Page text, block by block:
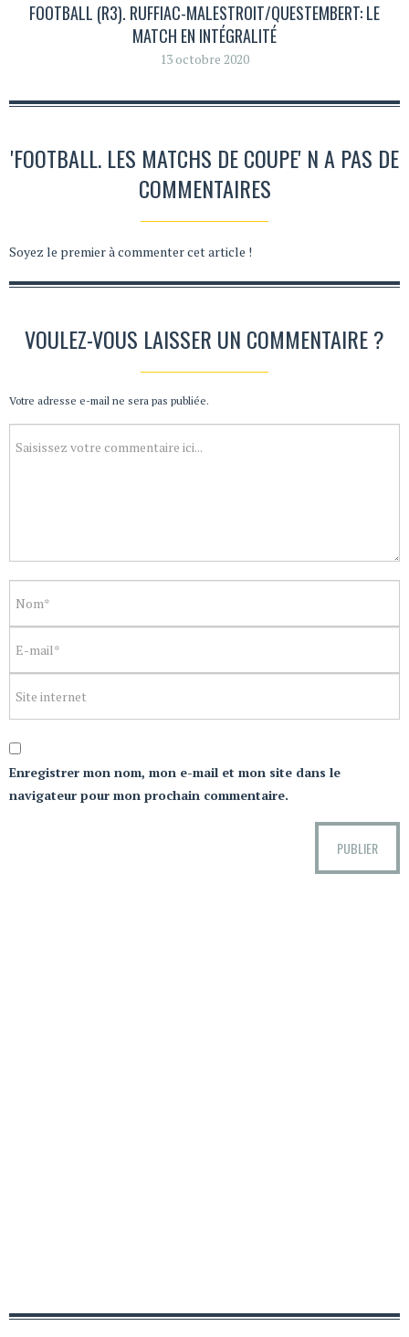
FOOTBALL (R3). RUFFIAC-MALESTROIT/QUESTEMBERT: LE
MATCH EN INTÉGRALITÉ
13 octobre 2020
'FOOTBALL. LES MATCHS DE COUPE' N A PAS DE
COMMENTAIRES
Soyez le premier à commenter cet article !
VOULEZ-VOUS LAISSER UN COMMENTAIRE ?
Votre adresse e-mail ne sera pas publiée.
Enregistrer mon nom, mon e-mail et mon site dans le
navigateur pour mon prochain commentaire.